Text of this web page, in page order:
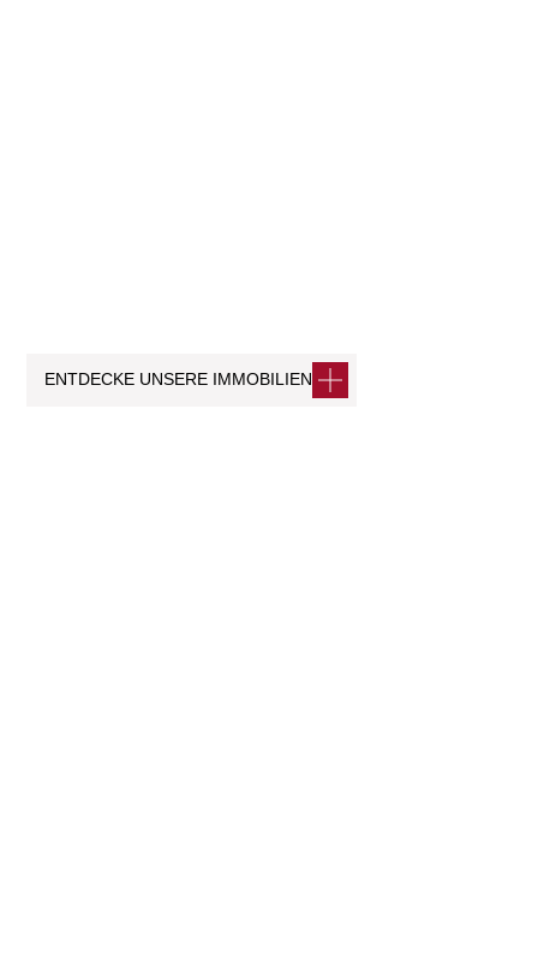
ENTDECKE UNSERE IMMOBILIEN